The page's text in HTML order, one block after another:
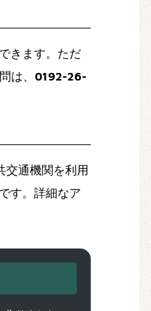
きます。ただ
は、 0192-26-
交通機関を利用
す。詳細なア